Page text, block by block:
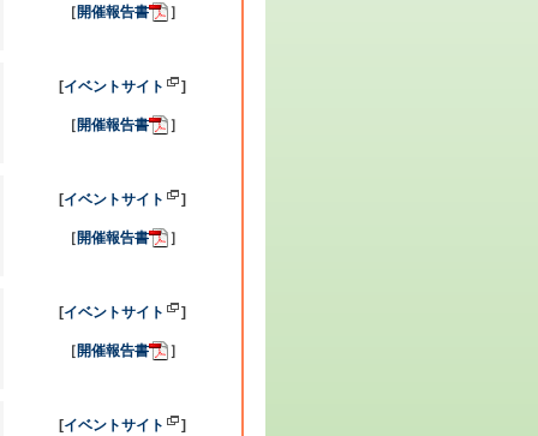
［ 開催報告書 ］
[イベントサイト ]
［ 開催報告書 ］
[イベントサイト ]
［ 開催報告書 ］
[イベントサイト ]
［ 開催報告書 ］
[イベントサイト ]